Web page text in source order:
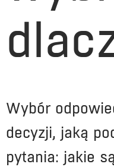
Wybór
decyzji, jaką
pytania: jakie